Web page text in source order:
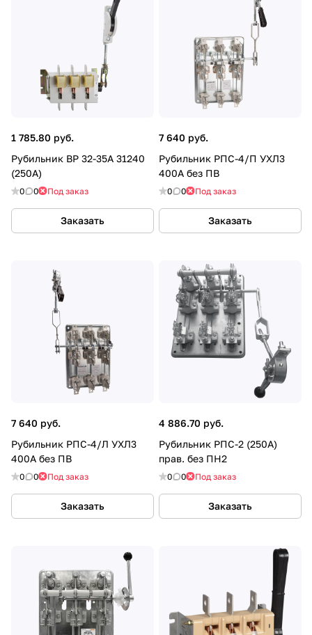
1 785.80 руб.
Рубильник ВР 32-35А 31240
(250А)
0 0 Под заказ
Заказать
7 640 руб.
Рубильник РПС-4/П УХЛ3
400А без ПВ
0 0 Под заказ
Заказать
7 640 руб.
Рубильник РПС-4/Л УХЛ3
400А без ПВ
0 0 Под заказ
Заказать
4 886.70 руб.
Рубильник РПС-2 (250А)
прав. без ПН2
0 0 Под заказ
Заказать